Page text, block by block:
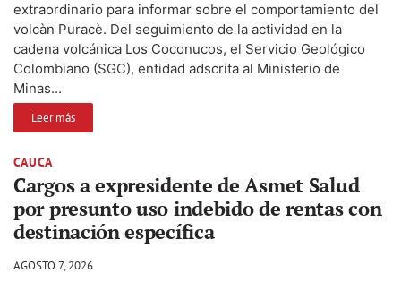
extraordinario para informar sobre el comportamiento del
volcàn Puracè. Del seguimiento de la actividad en la
cadena volcánica Los Coconucos, el Servicio Geológico
Colombiano (SGC), entidad adscrita al Ministerio de
Minas...
Leer más
CAUCA
Cargos a expresidente de Asmet Salud
por presunto uso indebido de rentas con
destinación específica
AGOSTO 7, 2026